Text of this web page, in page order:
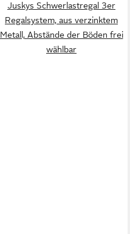
Juskys Schwerlastregal 3er
Regalsystem, aus verzinktem
Metall, Abstände der Böden frei
wählbar